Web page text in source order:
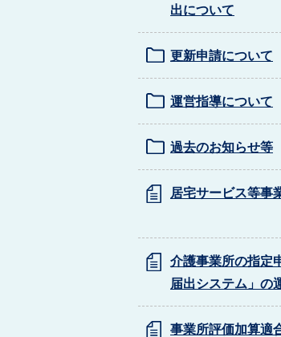
出について
更新申請について
運営指導について
過去のお知らせ等
居宅サービス等事
介護事業所の指定
届出システム」の
事業所評価加算適